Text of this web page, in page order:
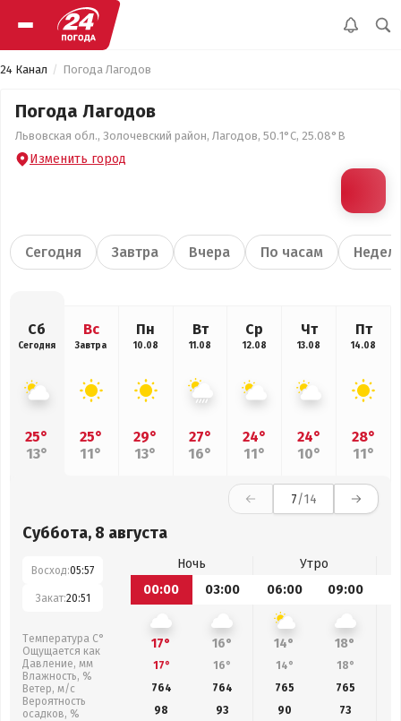
24 Канал Погода Лагодов
Погода Лагодов
Львовская обл., Золочевский район, Лагодов, 50.1°С, 25.08°В
Изменить город
Сегодня Завтра Вчера По часам
Сб
Сегодня
25°
13°
Вс
Завтра
25°
11°
Пн
10.08
29°
13°
Вт
11.08
27°
16°
Ср
12.08
24°
11°
Чт
13.08
24°
10°
Пт
14.08
28°
11°
7/14
Суббота, 8 августа
Восход:05:57
Закат:20:51
Температура С°
Ощущается как
Давление, мм
Влажность, %
Ветер, м/с
Вероятность
осадков, %
Ночь
Утро
00:00
03:00 06:00 09:00
17° 16° 14° 18°
17° 16° 14° 18°
764
764 765 765
98
93 90 73